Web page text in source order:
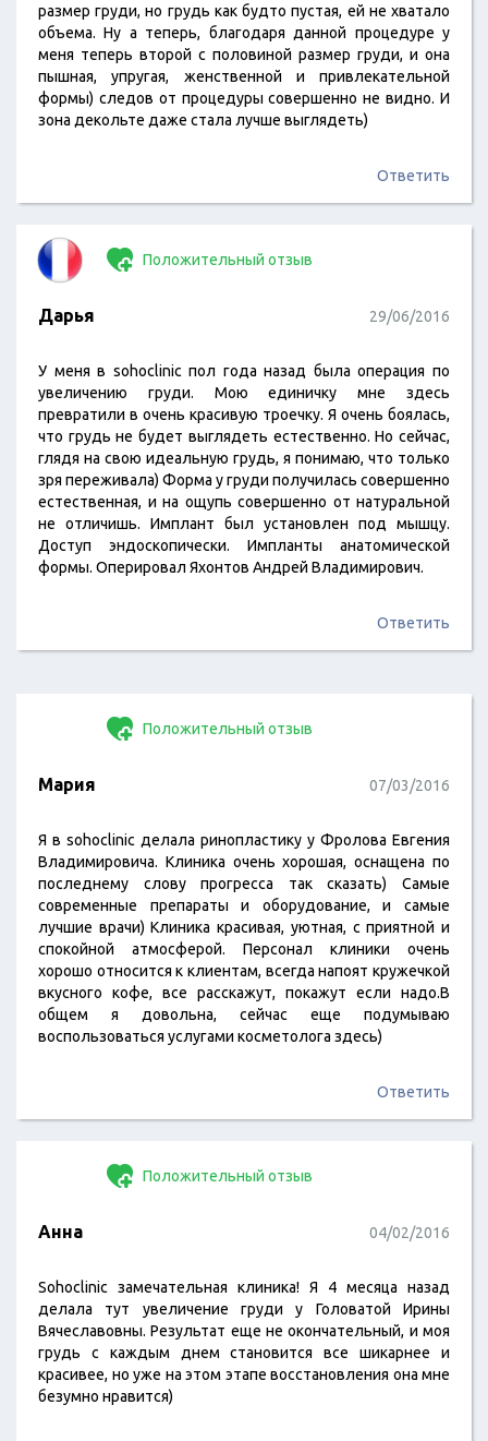
размер груди, но грудь как будто пустая, ей не хватало
объема. Ну а теперь, благодаря данной процедуре у
меня теперь второй с половиной размер груди, и она
пышная, упругая, женственной и привлекательной
формы) следов от процедуры совершенно не видно. И
зона декольте даже стала лучше выглядеть)
Ответить
Положительный отзыв
Дарья 29/06/2016
У меня в sohoclinic пол года назад была операция по
увеличению груди. Мою единичку мне здесь
превратили в очень красивую троечку. Я очень боялась,
что грудь не будет выглядеть естественно. Но сейчас,
глядя на свою идеальную грудь, я понимаю, что только
зря переживала) Форма у груди получилась совершенно
естественная, и на ощупь совершенно от натуральной
не отличишь. Имплант был установлен под мышцу.
Доступ эндоскопически. Импланты анатомической
формы. Оперировал Яхонтов Андрей Владимирович.
Ответить
Положительный отзыв
Мария 07/03/2016
Я в sohoclinic делала ринопластику у Фролова Евгения
Владимировича. Клиника очень хорошая, оснащена по
последнему слову прогресса так сказать) Самые
современные препараты и оборудование, и самые
лучшие врачи) Клиника красивая, уютная, с приятной и
спокойной атмосферой. Персонал клиники очень
хорошо относится к клиентам, всегда напоят кружечкой
вкусного кофе, все расскажут, покажут если надо.В
общем я довольна, сейчас еще подумываю
воспользоваться услугами косметолога здесь)
Ответить
Положительный отзыв
Анна 04/02/2016
Sohoclinic замечательная клиника! Я 4 месяца назад
делала тут увеличение груди у Головатой Ирины
Вячеславовны. Результат еще не окончательный, и моя
грудь с каждым днем становится все шикарнее и
красивее, но уже на этом этапе восстановления она мне
безумно нравится)